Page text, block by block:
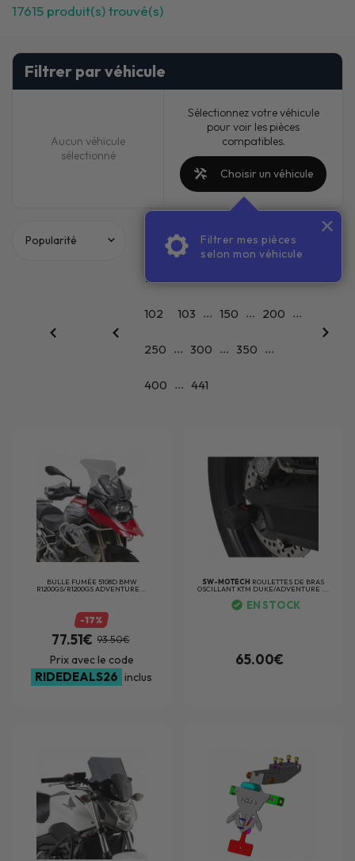
17615 produit(s) trouvé(s)
Filtrer par véhicule
Aucun véhicule
sélectionné
Sélectionnez votre véhicule
pour voir les pièces
compatibles.
Choisir un véhicule
Filtrer mes pièces
selon mon véhicule
PACKS
1
102 103 ... 150 ... 200 ...
250 ... 300 ... 350 ...
400 ... 441
BULLE FUMÉE 5108D BMW
R1200GS/R1200GS ADVENTURE...
-17%
77.51€ 93.50€
Prix avec le code
RIDEDEALS26 inclus
SW-MOTECH ROULETTES DE BRAS
OSCILLANT KTM DUKE/ADVENTURE ...
EN STOCK
65.00€